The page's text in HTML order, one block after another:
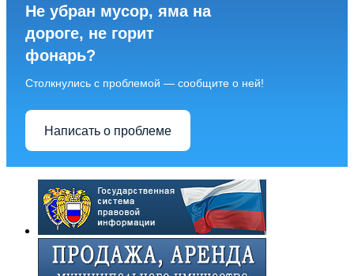
Не убран мусор, яма на
дороге, не горит
фонарь?
Столкнулись с проблемой — сообщите о ней!
Написать о проблеме